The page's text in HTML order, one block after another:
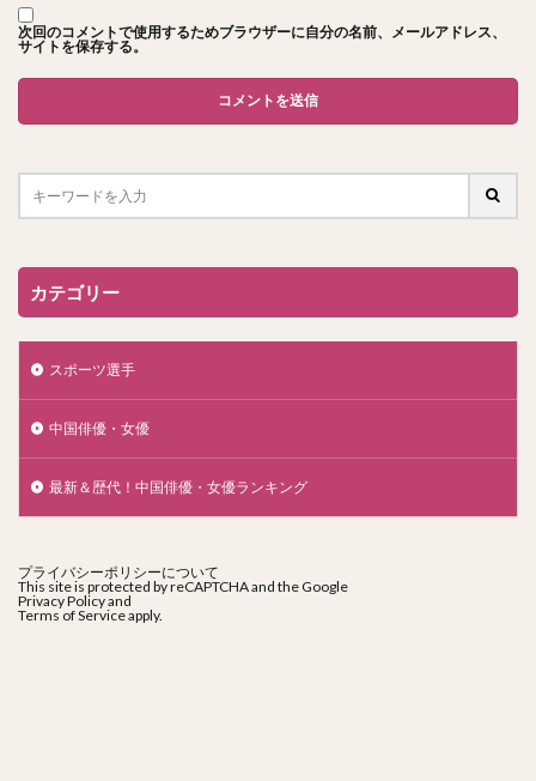
次回のコメントで使用するためブラウザーに自分の名前、メールアドレス、
サイトを保存する。
カテゴリー
スポーツ選手
中国俳優・女優
最新＆歴代！中国俳優・女優ランキング
プライバシーポリシーについて
This site is protected by reCAPTCHA and the Google
Privacy Policyand
Terms of Serviceapply.